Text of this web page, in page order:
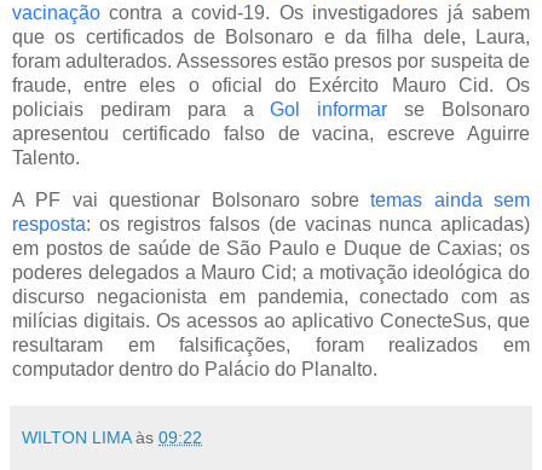
vacinação contra a covid-19. Os investigadores já sabem
que os certificados de Bolsonaro e da filha dele, Laura,
foram adulterados. Assessores estão presos por suspeita de
fraude, entre eles o oficial do Exército Mauro Cid. Os
policiais pediram para a
Gol informar
se Bolsonaro
apresentou certificado falso de vacina, escreve Aguirre
Talento.
A PF vai questionar Bolsonaro sobre temas ainda sem
resposta: os registros falsos (de vacinas nunca aplicadas)
em postos de saúde de São Paulo e Duque de Caxias; os
poderes delegados a Mauro Cid; a motivação ideológica do
discurso negacionista em pandemia, conectado com as
milícias digitais. Os acessos ao aplicativo ConecteSus, que
resultaram em falsificações, foram realizados em
computador dentro do Palácio do Planalto.
WILTON LIMA às 09:22